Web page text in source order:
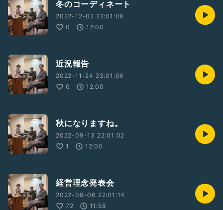
冬のコーディネート
2022-12-02 22:01:08
0
12:00
近況報告
2022-11-24 23:01:06
0
12:00
秋になりますね。
2022-09-13 22:01:02
1
12:00
経営理念発表会
2022-09-06 22:01:14
72
11:58